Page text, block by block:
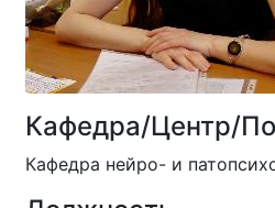
Кафедра/Центр/
Кафедра нейро- и